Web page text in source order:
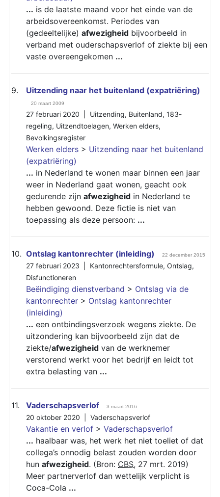
... is de laatste maand voor het einde van de
arbeidsovereenkomst. Periodes van
(gedeeltelijke) afwezigheid bijvoorbeeld in
verband met ouderschapsverlof of ziekte bij een
vaste overeengekomen ...
9. Uitzending naar het buitenland (expatriëring)
20 maart 2009
27 februari 2020 | Uitzending, Buitenland, 183-
regeling, Uitzendtoelagen, Werken elders,
Bevolkingsregister
Werken elders > Uitzending naar het buitenland
(expatriëring)
... in Nederland te wonen maar binnen een jaar
weer in Nederland gaat wonen, geacht ook
gedurende zijn afwezigheid in Nederland te
hebben gewoond. Deze fictie is niet van
toepassing als deze persoon: ...
10. Ontslag kantonrechter (inleiding) 22 december 2015
27 februari 2023 | Kantonrechtersformule, Ontslag,
Disfunctioneren
Beëindiging dienstverband > Ontslag via de
kantonrechter > Ontslag kantonrechter
(inleiding)
... een ontbindingsverzoek wegens ziekte. De
uitzondering kan bijvoorbeeld zijn dat de
ziekte/afwezigheid van de werknemer
verstorend werkt voor het bedrijf en leidt tot
extra belasting van ...
11. Vaderschapsverlof 3 maart 2016
20 oktober 2020 | Vaderschapsverlof
Vakantie en verlof > Vaderschapsverlof
... haalbaar was, het werk het niet toeliet of dat
collega’s onnodig belast zouden worden door
hun afwezigheid. (Bron: CBS, 27 mrt. 2019)
Meer partnerverlof dan wettelijk verplicht is
Coca-Cola ...